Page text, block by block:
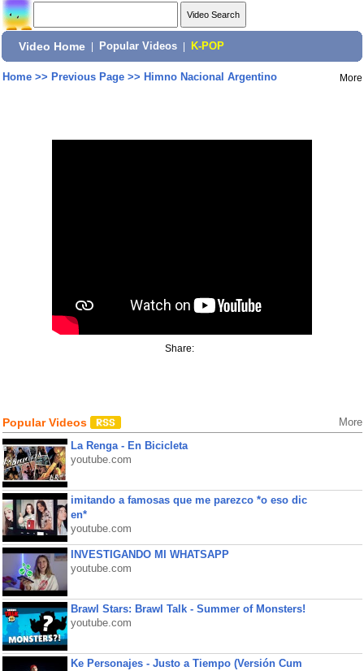
Video Home Popular Videos K-POP
Home>> Previous Page>> Himno Nacional Argentino More
Share:
Popular Videos More
La Renga - En Bicicleta
youtube.com
imitando a famosas que me parezco *o eso dic
en*
youtube.com
INVESTIGANDO MI WHATSAPP
youtube.com
Brawl Stars: Brawl Talk - Summer of Monsters!
youtube.com
Ke Personajes - Justo a Tiempo (Versión Cum